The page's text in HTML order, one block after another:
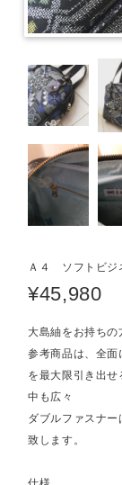
Ａ４ ソフトビジ
¥45,980
大島紬をお持ちの
参考商品は、全面
を最大限引き出せ
中も広々
ダブルファスナ
致します。